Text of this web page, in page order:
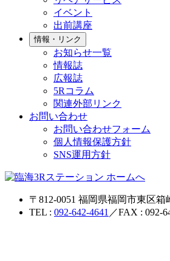
イベント
出前講座
情報・リンク
お知らせ一覧
情報誌
広報誌
5Rコラム
関連外部リンク
お問い合わせ
お問い合わせフォーム
個人情報保護方針
SNS運用方針
〒812-0051 福岡県福岡市東区箱
TEL : 092-642-4641 ／FAX : 092-